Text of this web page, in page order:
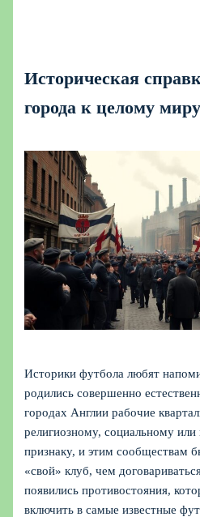
Историческая
города к целому миру
Историки футбола любят
родились совершенно
городах Англии рабочие
религиозному, социальному
признаку, и этим сообществам
«свой» клуб, чем
появились противостояния,
включить в самые известные